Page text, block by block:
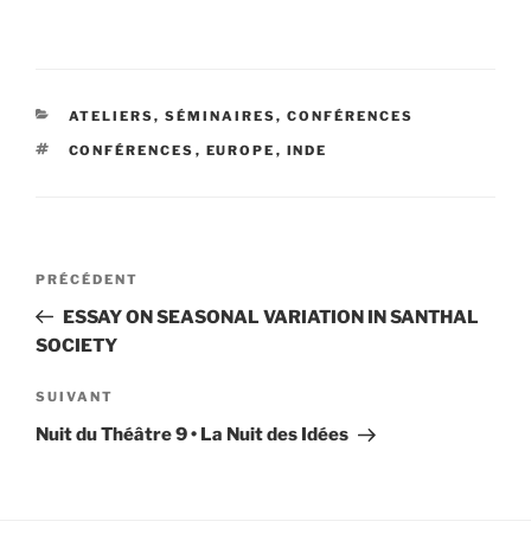
CATÉGORIES
ATELIERS, SÉMINAIRES, CONFÉRENCES
ÉTIQUETTES
CONFÉRENCES , EUROPE , INDE
Navigation
l’article
Article
précédent
PRÉCÉDENT
ESSAY ON SEASONAL VARIATION IN SANTHAL
SOCIETY
Article
suivant
SUIVANT
Nuit du Théâtre 9 • La Nuit des Idées